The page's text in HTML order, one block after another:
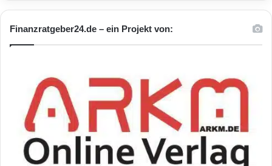
Finanzratgeber24.de – ein Projekt von: